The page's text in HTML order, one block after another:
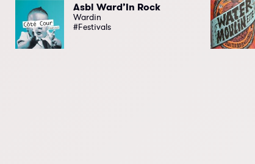
Asbl Ward’In Rock
Wardin
#Festivals